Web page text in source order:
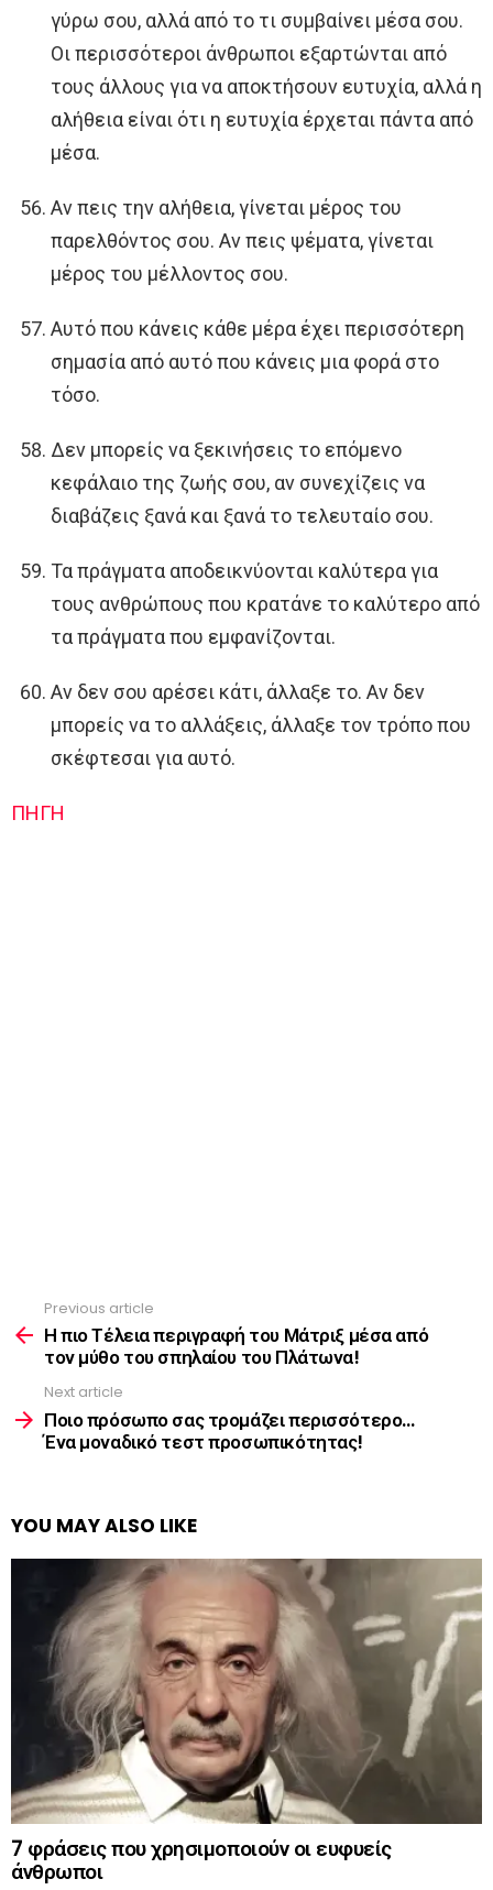
γύρω σου, αλλά από το τι συμβαίνει μέσα σου.
Οι περισσότεροι άνθρωποι εξαρτώνται από
τους άλλους για να αποκτήσουν ευτυχία, αλλά η
αλήθεια είναι ότι η ευτυχία έρχεται πάντα από
μέσα.
Αν πεις την αλήθεια, γίνεται μέρος του
παρελθόντος σου. Αν πεις ψέματα, γίνεται
μέρος του μέλλοντος σου.
Αυτό που κάνεις κάθε μέρα έχει περισσότερη
σημασία από αυτό που κάνεις μια φορά στο
τόσο.
Δεν μπορείς να ξεκινήσεις το επόμενο
κεφάλαιο της ζωής σου, αν συνεχίζεις να
διαβάζεις ξανά και ξανά το τελευταίο σου.
Τα πράγματα αποδεικνύονται καλύτερα για
τους ανθρώπους που κρατάνε το καλύτερο από
τα πράγματα που εμφανίζονται.
Αν δεν σου αρέσει κάτι, άλλαξε το. Αν δεν
μπορείς να το αλλάξεις, άλλαξε τον τρόπο που
σκέφτεσαι για αυτό.
ΠΗΓΗ
more
Previous article
Η πιο Τέλεια περιγραφή του Μάτριξ μέσα από
τον μύθο του σπηλαίου του Πλάτωνα!
Next article
Ποιο πρόσωπο σας τρομάζει περισσότερο…
Ένα μοναδικό τεστ προσωπικότητας!
YOU MAY ALSO LIKE
7 φράσεις που χρησιμοποιούν οι ευφυείς
άνθρωποι